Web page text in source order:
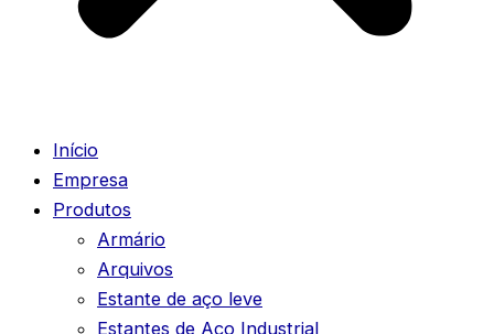
Início
Empresa
Produtos
Armário
Arquivos
Estante de aço leve
Estantes de Aço Industrial